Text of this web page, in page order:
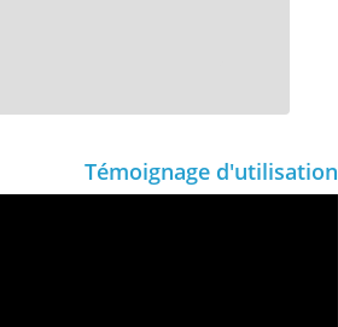
Témoignage d'utilisation